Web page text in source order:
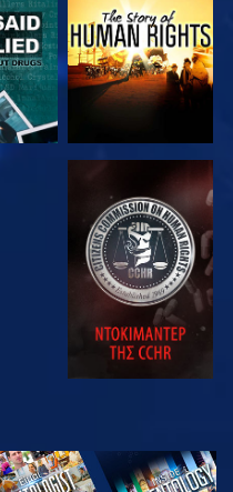
ΠΑΡΑΚΟΛΟΥΘΗΣΤΕ
ΕΞΕΡΕΥΝΗΣΤΕ
ΤΗ ΣΕΙΡΑ